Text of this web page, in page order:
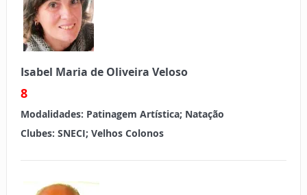
Isabel Maria de Oliveira Veloso
8
Modalidades: Patinagem Artística; Natação
Clubes: SNECI; Velhos Colonos